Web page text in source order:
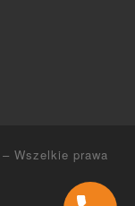
– Wszelkie prawa